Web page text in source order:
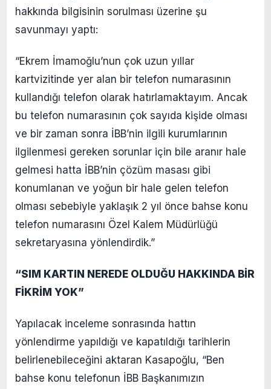
hakkında bilgisinin sorulması üzerine şu
savunmayı yaptı:
“Ekrem İmamoğlu’nun çok uzun yıllar
kartvizitinde yer alan bir telefon numarasının
kullandığı telefon olarak hatırlamaktayım. Ancak
bu telefon numarasının çok sayıda kişide olması
ve bir zaman sonra İBB’nin ilgili kurumlarının
ilgilenmesi gereken sorunlar için bile aranır hale
gelmesi hatta İBB’nin çözüm masası gibi
konumlanan ve yoğun bir hale gelen telefon
olması sebebiyle yaklaşık 2 yıl önce bahse konu
telefon numarasını Özel Kalem Müdürlüğü
sekretaryasına yönlendirdik.”
“SIM KARTIN NEREDE OLDUĞU HAKKINDA BİR
FİKRİM YOK”
Yapılacak inceleme sonrasında hattın
yönlendirme yapıldığı ve kapatıldığı tarihlerin
belirlenebileceğini aktaran Kasapoğlu, “Ben
bahse konu telefonun İBB Başkanımızın